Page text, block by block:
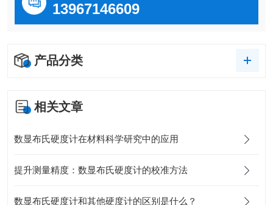
13967146609
产品分类
相关文章
数显布氏硬度计在材料科学研究中的应用
提升测量精度：数显布氏硬度计的校准方法
数显布氏硬度计和其他硬度计的区别是什么？